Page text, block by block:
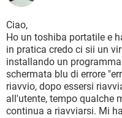
INSTAGRAM
TIKTOK
HARDWARE
INSTAGRAM
TIKTOK
HARDWARE
COVID-19
INTRATTENIMENTO
iOS
INSTAGRAM
TIKTOK
HARDWARE
Ciao,
Ho un toshiba portatile e
in pratica credo ci sii un
installando un
schermata blu di errore
riavvio, dopo essersi
all'utente, tempo qualche
continua a riavviarsi. Mi